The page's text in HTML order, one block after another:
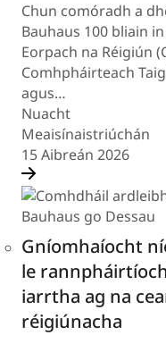
Chun comóradh a
Bauhaus 100 bliain
Eorpach na Réigiún
Comhpháirteach
agus…
Nuacht
Meaisínaistriúchán
15 Aibreán 2026
Gníomhaíocht
le
iarrtha ag na
réigiúnacha